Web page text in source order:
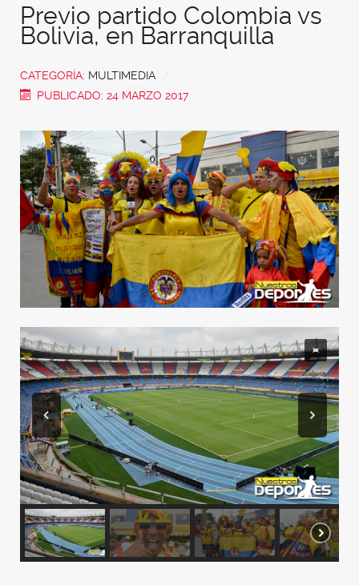
Previo partido Colombia vs
Bolivia, en Barranquilla
CATEGORÍA: MULTIMEDIA
PUBLICADO: 24 MARZO 2017